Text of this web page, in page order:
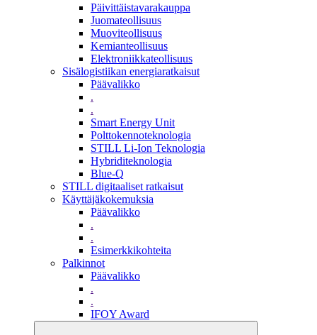
Päivittäistavarakauppa
Juomateollisuus
Muoviteollisuus
Kemianteollisuus
Elektroniikkateollisuus
Sisälogistiikan energiaratkaisut
Päävalikko
.
.
Smart Energy Unit
Polttokennoteknologia
STILL Li-Ion Teknologia
Hybriditeknologia
Blue-Q
STILL digitaaliset ratkaisut
Käyttäjäkokemuksia
Päävalikko
.
.
Esimerkkikohteita
Palkinnot
Päävalikko
.
.
IFOY Award